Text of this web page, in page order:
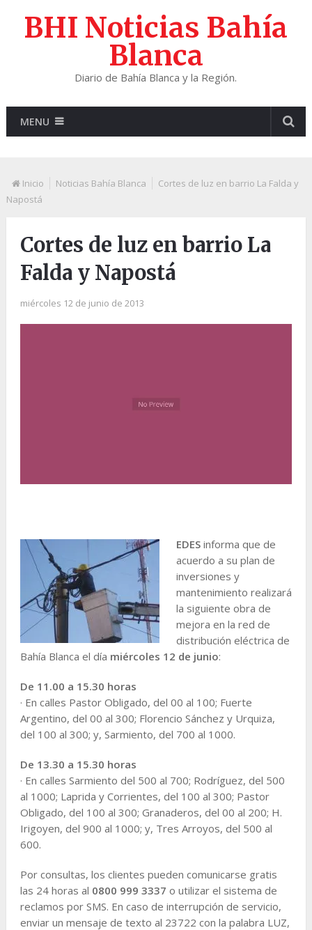
BHI Noticias Bahía
Blanca
Diario de Bahía Blanca y la Región.
MENU
Inicio Noticias Bahía Blanca
Cortes de luz en barrio La Falda y
Napostá
Cortes de luz en barrio La
Falda y Napostá
miércoles 12 de junio de 2013
EDESinforma que de
acuerdo a su plan de
inversiones y
mantenimiento realizará
la siguiente obra de
mejora en la red de
distribución eléctrica de
Bahía Blanca el día miércoles 12 de junio:
De 11.00 a 15.30 horas
· En calles Pastor Obligado, del 00 al 100; Fuerte
Argentino, del 00 al 300; Florencio Sánchez y Urquiza,
del 100 al 300; y, Sarmiento, del 700 al 1000.
De 13.30 a 15.30 horas
· En calles Sarmiento del 500 al 700; Rodríguez, del 500
al 1000; Laprida y Corrientes, del 100 al 300; Pastor
Obligado, del 100 al 300; Granaderos, del 00 al 200; H.
Irigoyen, del 900 al 1000; y, Tres Arroyos, del 500 al
600.
Por consultas, los clientes pueden comunicarse gratis
las 24 horas al 0800 999 3337 o utilizar el sistema de
reclamos por SMS. En caso de interrupción de servicio,
enviar un mensaje de texto al 23722 con la palabra LUZ,